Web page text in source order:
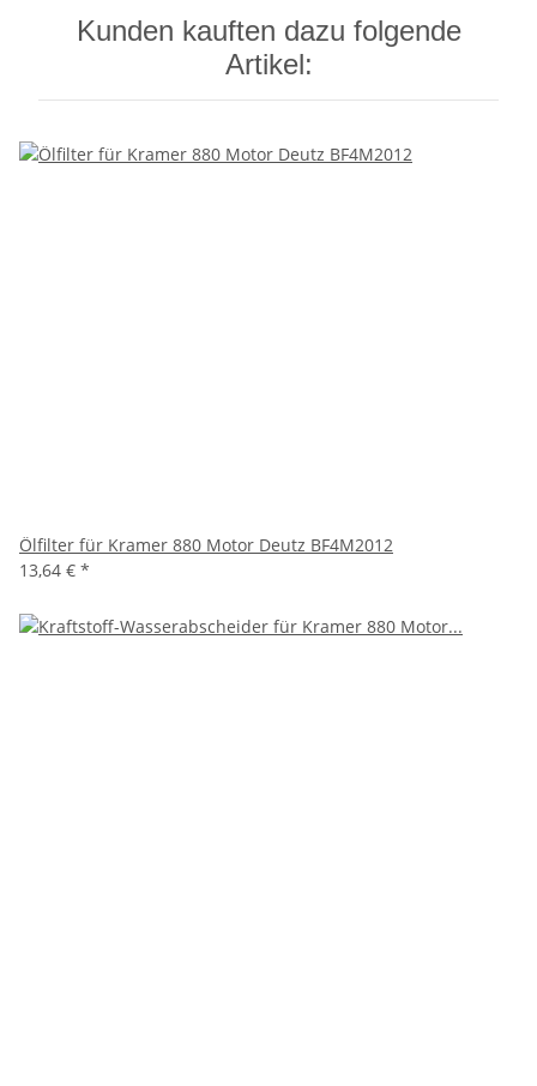
Kunden kauften dazu folgende
Artikel:
Ölfilter für Kramer 880 Motor Deutz BF4M2012
13,64 € *